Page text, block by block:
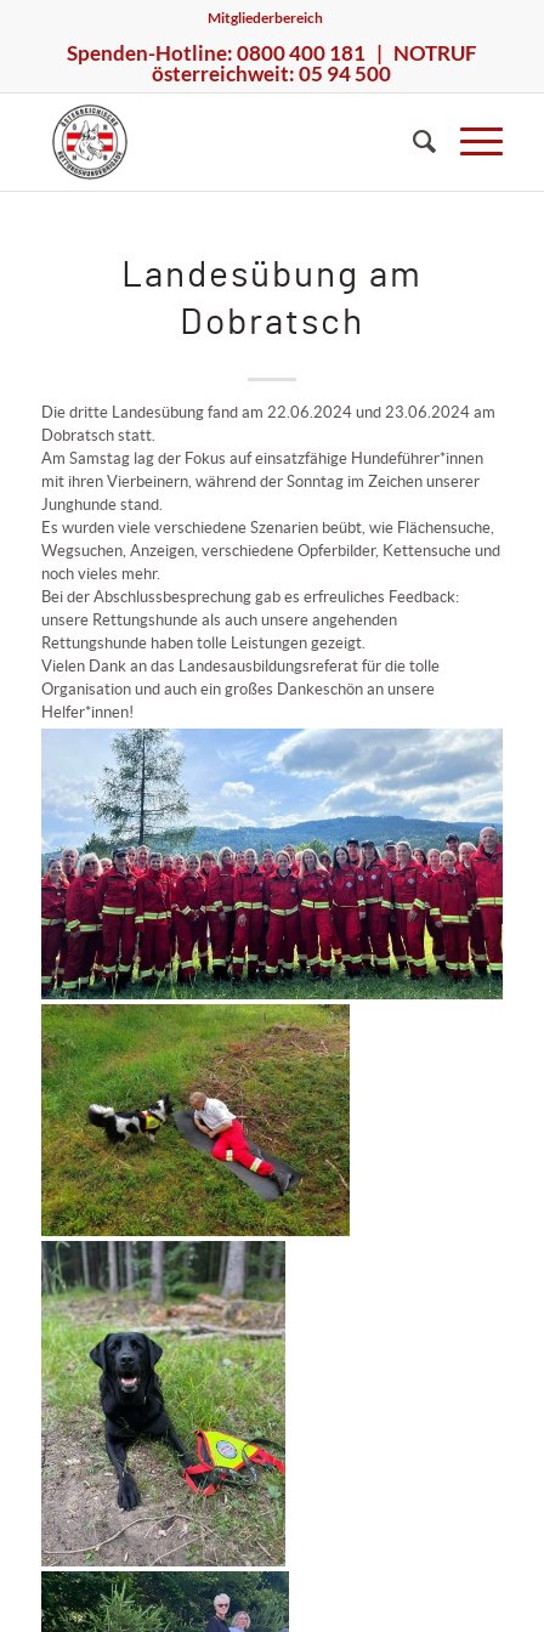
Mitgliederbereich
Spenden-Hotline: 0800 400 181 | NOTRUF
österreichweit: 05 94 500
Landesübung am
Dobratsch
Die dritte Landesübung fand am 22.06.2024 und 23.06.2024 am
Dobratsch statt.
Am Samstag lag der Fokus auf einsatzfähige Hundeführer*innen
mit ihren Vierbeinern, während der Sonntag im Zeichen unserer
Junghunde stand.
Es wurden viele verschiedene Szenarien beübt, wie Flächensuche,
Wegsuchen, Anzeigen, verschiedene Opferbilder, Kettensuche und
noch vieles mehr.
Bei der Abschlussbesprechung gab es erfreuliches Feedback:
unsere Rettungshunde als auch unsere angehenden
Rettungshunde haben tolle Leistungen gezeigt.
Vielen Dank an das Landesausbildungsreferat für die tolle
Organisation und auch ein großes Dankeschön an unsere
Helfer*innen!